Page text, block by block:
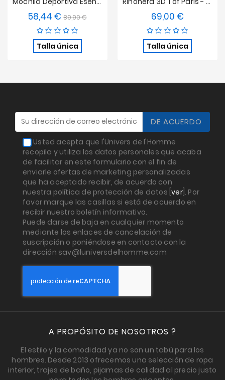
58,44 € Precio
base
89,90 €Precio
Talla única
69,00 €
Talla única
Usted acepta que l'Univers de l'Homme
recopila y utiliza los datos personales que acaba
de facilitar en este formulario con el fin de
enviarle ofertas de marketing personalizadas
que ha aceptado recibir, de acuerdo con
nuestra política de protección de datos [ver]. Por
favor marque las casillas si está de acuerdo en
recibir nuestro boletín informativo.
Puede darse de baja en cualquier momento
mediante los enlaces de cancelación de
suscripción o poniéndose en contacto con la
dirección sav@luniversdelhomme.com
A PROPÓSITO DE NOSOTROS ?
El estilo y la comodidad ya no son un tabú para los
hombres. Desde 2013 ofrecemos una selección de ropa
interior, trajes de baño, pijamas de calidad al precio justo